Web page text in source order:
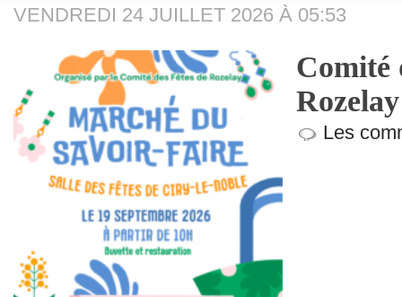
VENDREDI 24 JUILLET 2026 À 05:53
Comité
Les